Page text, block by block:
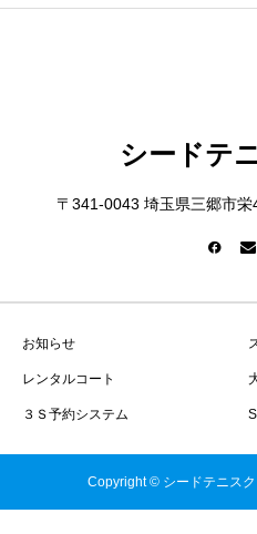
シードテ
〒341-0043 埼玉県三郷市
お知らせ
レンタルコート
３Ｓ予約システム
Copyright © シードテニス